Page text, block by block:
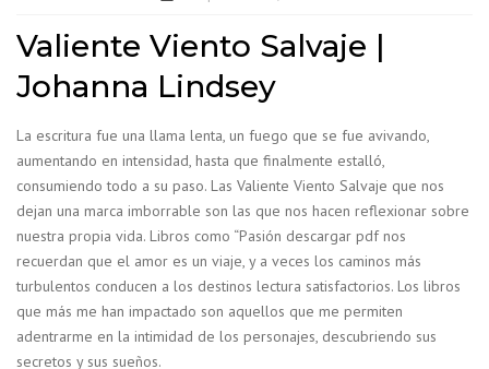
Valiente Viento Salvaje |
Johanna Lindsey
La escritura fue una llama lenta, un fuego que se fue avivando,
aumentando en intensidad, hasta que finalmente estalló,
consumiendo todo a su paso. Las Valiente Viento Salvaje que nos
dejan una marca imborrable son las que nos hacen reflexionar sobre
nuestra propia vida. Libros como “Pasión descargar pdf nos
recuerdan que el amor es un viaje, y a veces los caminos más
turbulentos conducen a los destinos lectura satisfactorios. Los libros
que más me han impactado son aquellos que me permiten
adentrarme en la intimidad de los personajes, descubriendo sus
secretos y sus sueños.